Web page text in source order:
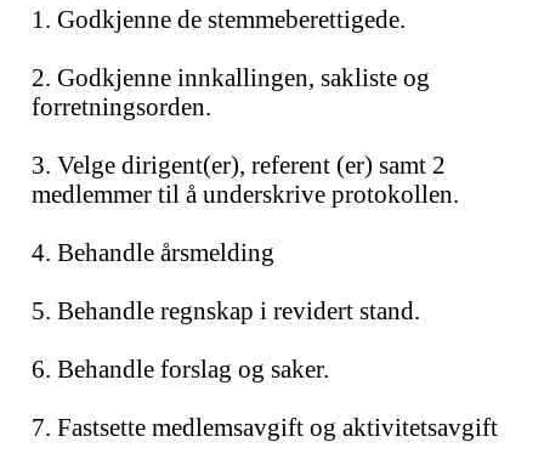
1. Godkjenne de stemmeberettigede.
2. Godkjenne innkallingen, sakliste og
forretningsorden.
3. Velge dirigent(er), referent (er) samt 2
medlemmer til å underskrive protokollen.
4. Behandle årsmelding
5. Behandle regnskap i revidert stand.
6. Behandle forslag og saker.
7. Fastsette medlemsavgift og aktivitetsavgift